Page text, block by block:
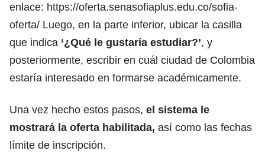
enlace: https://oferta.senasofiaplus.edu.co/sofia-
oferta/ Luego, en la parte inferior, ubicar la casilla
que indica ‘¿Qué le gustaría estudiar?’, y
posteriormente, escribir en cuál ciudad de Colombia
estaría interesado en formarse académicamente.
Una vez hecho estos pasos, el sistema le
mostrará la oferta habilitada, así como las fechas
límite de inscripción.